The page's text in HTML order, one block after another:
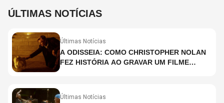
ÚLTIMAS NOTÍCIAS
Últimas Notícias
A ODISSEIA: COMO CHRISTOPHER NOLAN
FEZ HISTÓRIA AO GRAVAR UM FILME
Últimas Notícias